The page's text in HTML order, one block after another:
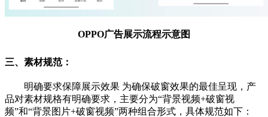
OPPO广告展示流程示意图
三、素材规范：
明确要求保障展示效果 为确保破窗效果的最佳呈现，产
品对素材规格有明确要求，主要分为“背景视频+破窗视
频”和“背景图片+破窗视频”两种组合形式，具体规范如下：